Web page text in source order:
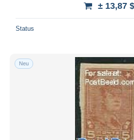
± 13,87 $
Status
Neu